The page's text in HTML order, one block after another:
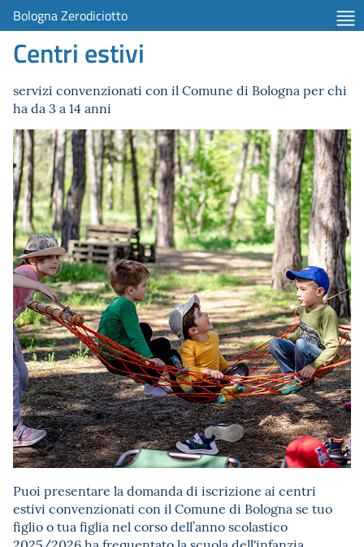
Bologna Zerodiciotto
Centri estivi
servizi convenzionati con il Comune di Bologna per chi
ha da 3 a 14 anni
Puoi presentare la domanda di iscrizione ai centri
estivi convenzionati con il Comune di Bologna se tuo
figlio o tua figlia nel corso dell’anno scolastico